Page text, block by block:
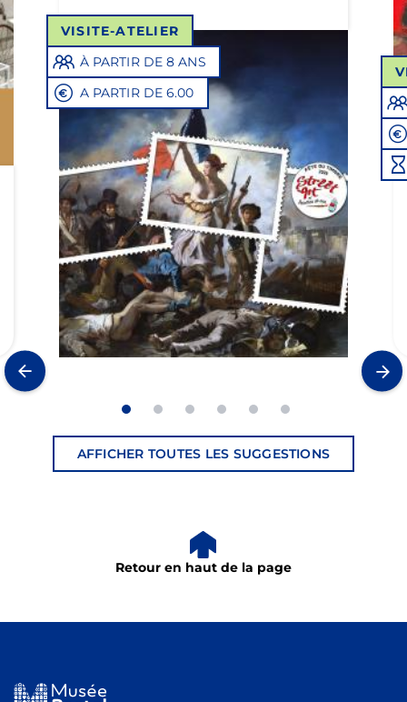
VISITE-ATELIER
À PARTIR DE 8 ANS
A PARTIR DE 6.00
travers de leur figure
allégorique, Marianne, qui
s’affiche depuis 1944 sur nos
timbres d’usage courant. Au
programme : une visite
philatélique et un atelier
créatif.
AFFICHER TOUTES LES SUGGESTIONS
Retour en haut de la page